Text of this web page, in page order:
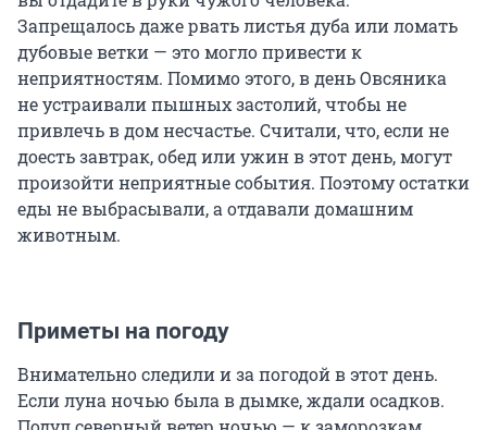
Запрещалось даже рвать листья дуба или ломать
дубовые ветки — это могло привести к
неприятностям. Помимо этого, в день Овсяника
не устраивали пышных застолий, чтобы не
привлечь в дом несчастье. Считали, что, если не
доесть завтрак, обед или ужин в этот день, могут
произойти неприятные события. Поэтому остатки
еды не выбрасывали, а отдавали домашним
животным.
Приметы на погоду
Внимательно следили и за погодой в этот день.
Если луна ночью была в дымке, ждали осадков.